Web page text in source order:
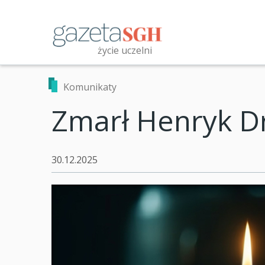
życie uczelni
Przeszukaj witrynę
Komunikaty
Zmarł Henryk
30.12.2025